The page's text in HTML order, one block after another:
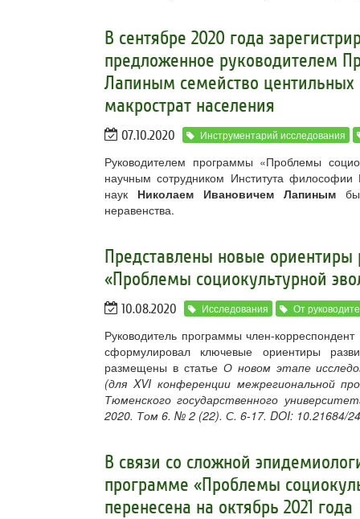
В сентябре 2020 года
предложенное руководителем
Лапиным семейство центильных
макрострат населения
07.10.2020 Инструментарий исследования
Руководителем программы «Проблемы
научным сотрудником Института
наук Николаем Ивановичем Лапиным
неравенства.
Представлены новые ориентиры
«Проблемы социокультурной
10.08.2020 Исследования От
Руководитель программы член-
сформулировал ключевые ориентиры
размещены в статье О новом этапе
(для XVI конференции межрегиональной
Тюменского государственного
2020. Том 6. № 2 (22). С. 6-17. DOI: 10.21684/
В связи со сложной
программе «Проблемы
перенесена на октябрь 2021 года